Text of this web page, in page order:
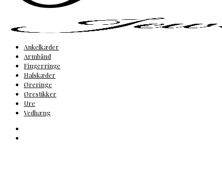
Ankelkæder
Armbånd
Fingerringe
Halskæder
Øreringe
Ørestikker
Ure
Vedhæng